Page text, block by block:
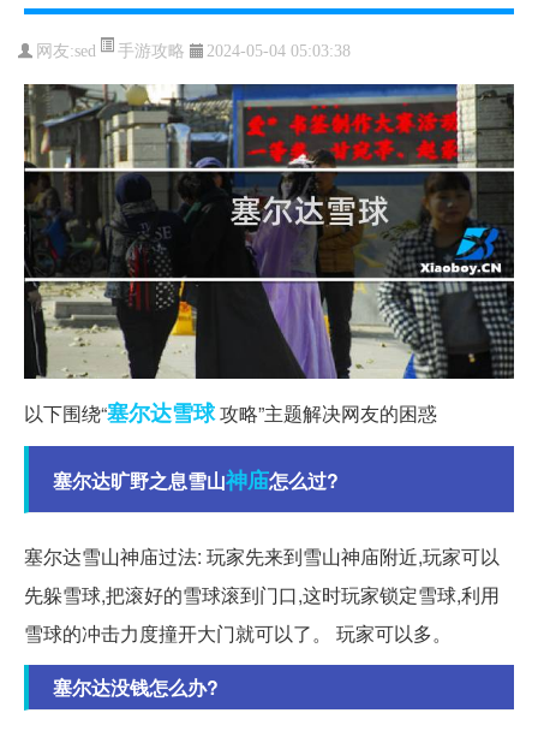
网友:sed 手游攻略 2024-05-04 05:03:38
以下围绕“塞尔达雪球攻略”主题解决网友的困惑
塞尔达旷野之息雪山神庙怎么过?
塞尔达雪山神庙过法: 玩家先来到雪山神庙附近,玩家可以
先躲雪球,把滚好的雪球滚到门口,这时玩家锁定雪球,利用
雪球的冲击力度撞开大门就可以了。 玩家可以多。
塞尔达没钱怎么办?